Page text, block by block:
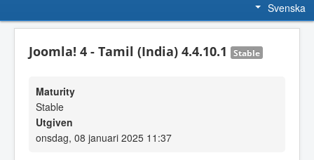
Svenska
Joomla! 4 - Tamil (India) 4.4.10.1 Stable
Maturity
Stable
Utgiven
onsdag, 08 januari 2025 11:37